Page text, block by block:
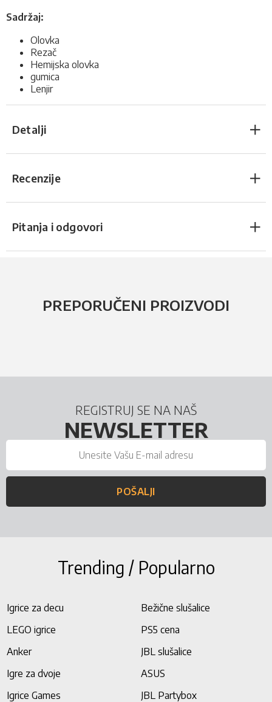
Sadržaj:
Olovka
Rezač
Hemijska olovka
gumica
Lenjir
Detalji
Recenzije
Pitanja i odgovori
PREPORUČENI PROIZVODI
REGISTRUJ SE NA NAŠ
NEWSLETTER
POŠALJI
Trending / Popularno
Igrice za decu
Bežične slušalice
LEGO igrice
PS5 cena
Anker
JBL slušalice
Igre za dvoje
ASUS
Igrice Games
JBL Partybox